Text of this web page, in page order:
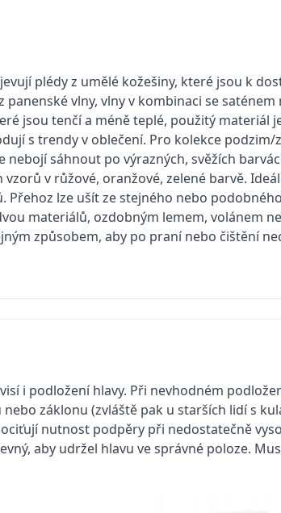
plédy z umělé kožešiny, které jsou k
panenské vlny, vlny v kombinaci se
jsou tenčí a méně teplé, použitý materiál
s trendy v oblečení. Pro kolekce
sáhnout po výrazných, svěžích
vzorů v růžové, oranžové, zelené barvě.
Přehoz lze ušít ze stejného nebo
materiálů, ozdobným lemem, volánem
způsobem, aby po praní nebo čištění
i podložení hlavy. Při nevhodném
záklonu (zvláště pak u starších lidí s
nutnost podpěry při nedostatečně
aby udržel hlavu ve správné poloze.